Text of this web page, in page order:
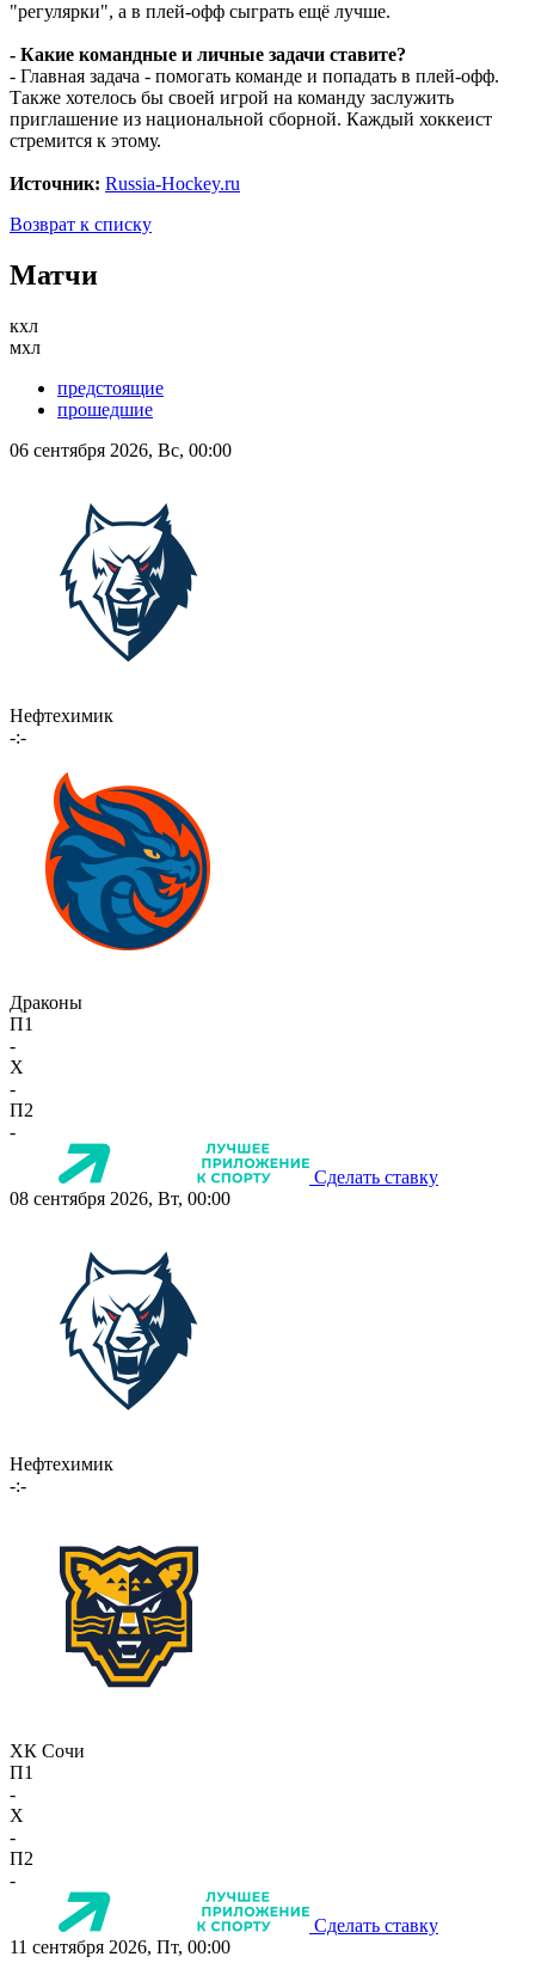
"регулярки", а в плей-офф сыграть ещё лучше.
- Какие командные и личные задачи ставите?
- Главная задача - помогать команде и попадать в плей-офф.
Также хотелось бы своей игрой на команду заслужить
приглашение из национальной сборной. Каждый хоккеист
стремится к этому.
Источник: Russia-Hockey.ru
Возврат к списку
Матчи
кхл
мхл
предстоящие
прошедшие
06 сентября 2026, Вс, 00:00
Нефтехимик
-:-
Драконы
П1
-
X
-
П2
-
Сделать ставку
08 сентября 2026, Вт, 00:00
Нефтехимик
-:-
ХК Сочи
П1
-
X
-
П2
-
Сделать ставку
11 сентября 2026, Пт, 00:00